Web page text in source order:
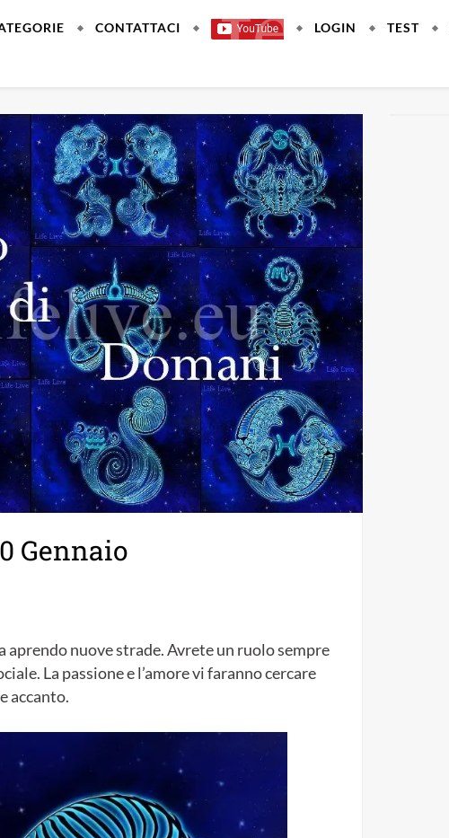
CONTATTACI LOGIN TEST
Gennaio
nuove strade. Avrete un ruolo sempre
La passione e l’amore vi faranno cercare
accanto.